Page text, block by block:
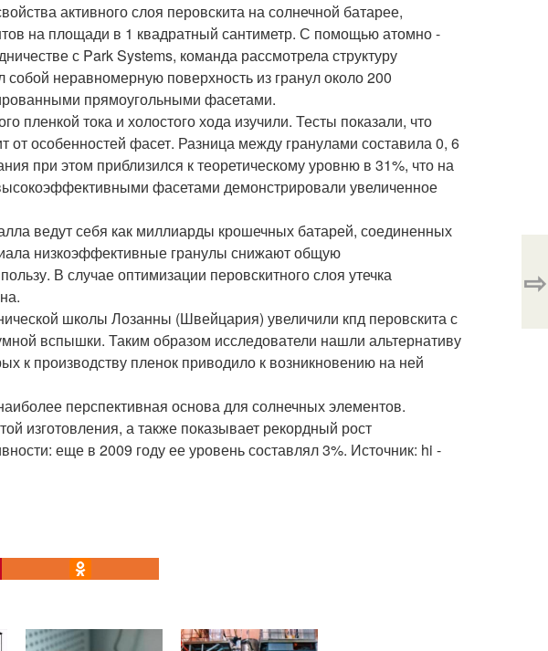
активного слоя перовскита на солнечной батарее,
на площади в 1 квадратный сантиметр. С помощью атомно -
с Park Systems, команда рассмотрела структуру
неравномерную поверхность из гранул около 200
прямоугольными фасетами.
пленкой тока и холостого хода изучили. Тесты показали, что
от особенностей фасет. Разница между гранулами составила 0, 6
при этом приблизился к теоретическому уровню в 31%, что на
фасетами демонстрировали увеличенное
ведут себя как миллиарды крошечных батарей, соединенных
низкоэффективные гранулы снижают общую
В случае оптимизации перовскитного слоя утечка
школы Лозанны (Швейцария) увеличили кпд перовскита с
вспышки. Таким образом исследователи нашли альтернативу
к производству пленок приводило к возникновению на ней
перспективная основа для солнечных элементов.
изготовления, а также показывает рекордный рост
еще в 2009 году ее уровень составлял 3%. Источник: hi -
⇨